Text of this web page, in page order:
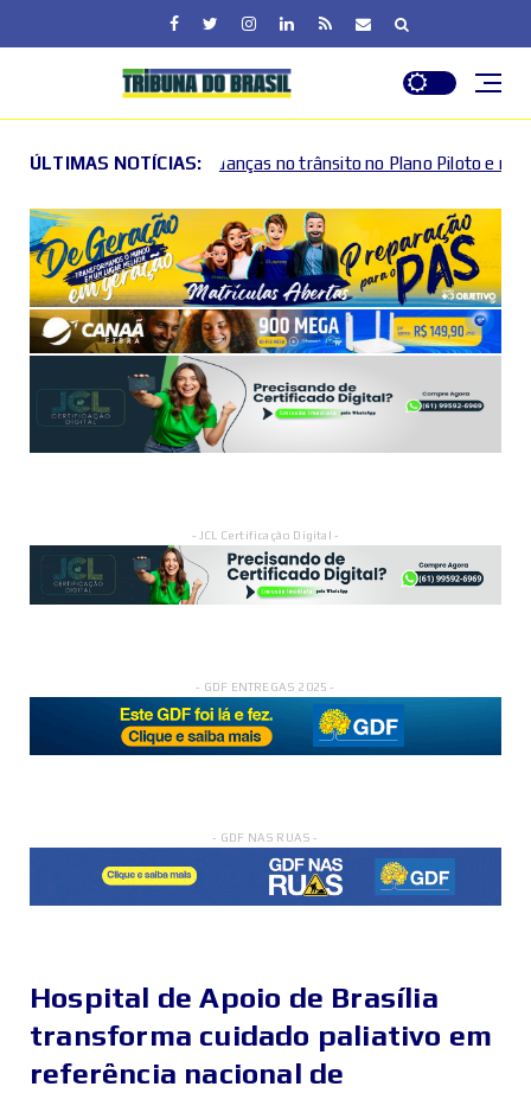
ÚLTIMAS NOTÍCIAS:
mudanças no trânsito no Plano Piloto e no Gama por causa de
- JCL Certificação Digital -
- GDF ENTREGAS 2025 -
- GDF NAS RUAS -
Hospital de Apoio de Brasília
transforma cuidado paliativo em
referência nacional de